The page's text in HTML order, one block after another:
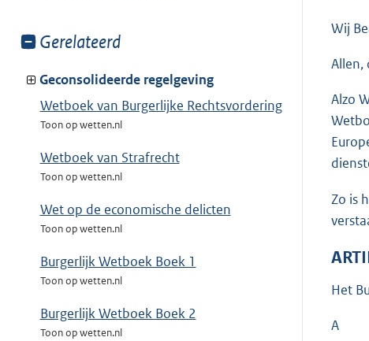
Toon
van:
Gerelateerd
Geconsolideerde regelgeving
Wetboek van Burgerlijke Rechtsvordering
Toon op wetten.nl
Wetboek van Strafrecht
Toon op wetten.nl
Wet op de economische delicten
Toon op wetten.nl
Burgerlijk Wetboek Boek 1
Toon op wetten.nl
Burgerlijk Wetboek Boek 2
Toon op wetten.nl
Wij
Allen,
Alzo
Zo is
Het
A